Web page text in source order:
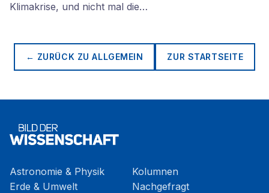
Klimakrise, und nicht mal die…
← ZURÜCK ZUALLGEMEIN ZUR STARTSEITE
Astronomie & Physik
Erde & Umwelt
Kolumnen
Nachgefragt